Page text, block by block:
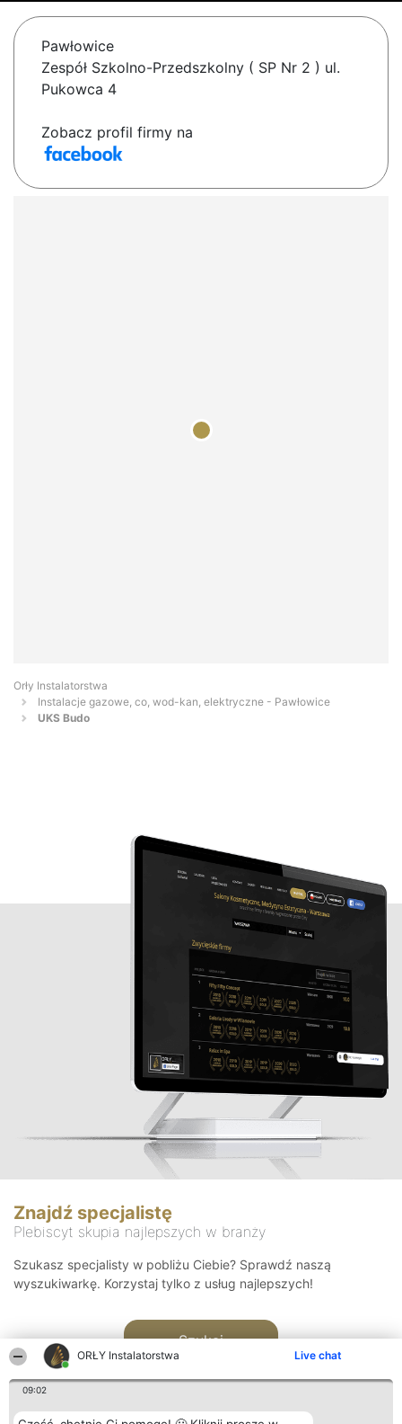
ORŁY Instalatorstwa Live chat
09:02
Pawłowice
Zespół Szkolno-Przedszkolny ( SP Nr 2 ) ul.
Pukowca 4
Zobacz profil firmy na
Orły Instalatorstwa
Instalacje gazowe, co, wod-kan, elektryczne - Pawłowice
UKS Budo
Znajdź specjalistę
Plebiscyt skupia najlepszych w branży
Szukasz specjalisty w pobliżu Ciebie? Sprawdź naszą
wyszukiwarkę. Korzystaj tylko z usług najlepszych!
Szukaj